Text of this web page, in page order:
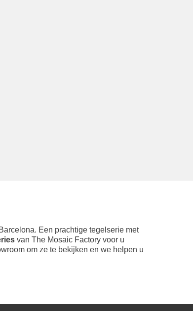
Een prachtige tegelserie met
van The Mosaic Factory voor u
om ze te bekijken en we helpen u